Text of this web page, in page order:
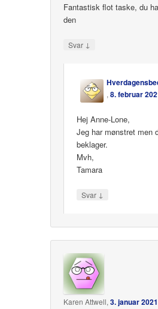
Fantastisk flot taske, du
den
Svar ↓
,8. februar
Hej Anne-Lone,
Jeg har mønstret men
beklager.
Mvh,
Tamara
Svar ↓
Karen Attwell,3. januar